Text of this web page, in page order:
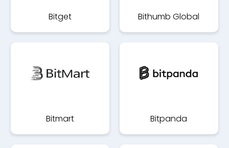
Bitget Bithumb Global
Bitmart Bitpanda